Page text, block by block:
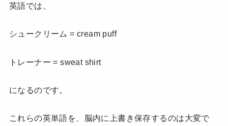
英語では、
シュークリーム = cream puff
トレーナー = sweat shirt
になるのです。
これらの英単語を、脳内に上書き保存するのは大変で